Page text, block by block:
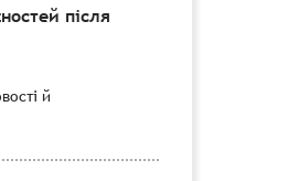
після
й